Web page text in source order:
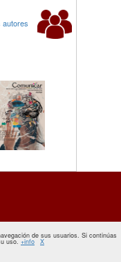
autores
de sus usuarios. Si continúas
uso. +info X